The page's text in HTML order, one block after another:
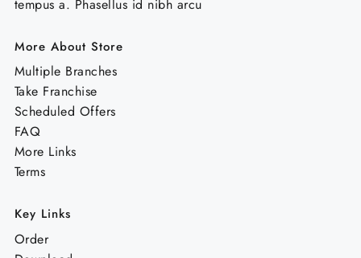
tempus a. Phasellus id nibh arcu
More About Store
Multiple Branches
Take Franchise
Scheduled Offers
FAQ
More Links
Terms
Key Links
Order